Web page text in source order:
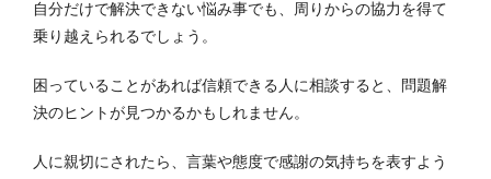
自分だけで解決できない悩み事でも、周りからの協力を得て
乗り越えられるでしょう。
困っていることがあれば信頼できる人に相談すると、問題解
決のヒントが見つかるかもしれません。
人に親切にされたら、言葉や態度で感謝の気持ちを表すよう